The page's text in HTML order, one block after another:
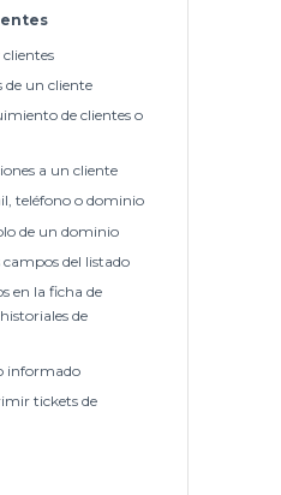
de un cliente
de clientes o
a un cliente
teléfono o dominio
de un dominio
del listado
en la ficha de
de
informado
tickets de